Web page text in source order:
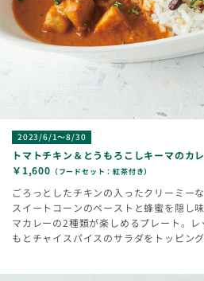
2023/6/1～8/30
トマトチキン＆とうもろこしキーマのカ
￥1,600 （フードセット：紅茶付き）
ごろっとしたチキンの入ったクリーミー
スイートコーンのペーストと蜂蜜を隠し
マカレーの2種類が楽しめるプレート。
もとチャイスパイスのサラダをトッピング